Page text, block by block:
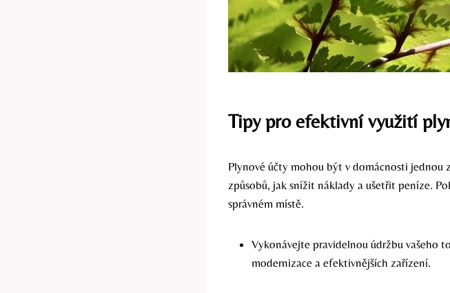
Tipy pro efektivní využití
Plynové účty mohou být v domácnosti
způsobů, jak snížit náklady a ušetřit peníze.
správném místě.
Vykonávejte pravidelnou údržbu vašeho
modernizace a efektivnějších zařízení.